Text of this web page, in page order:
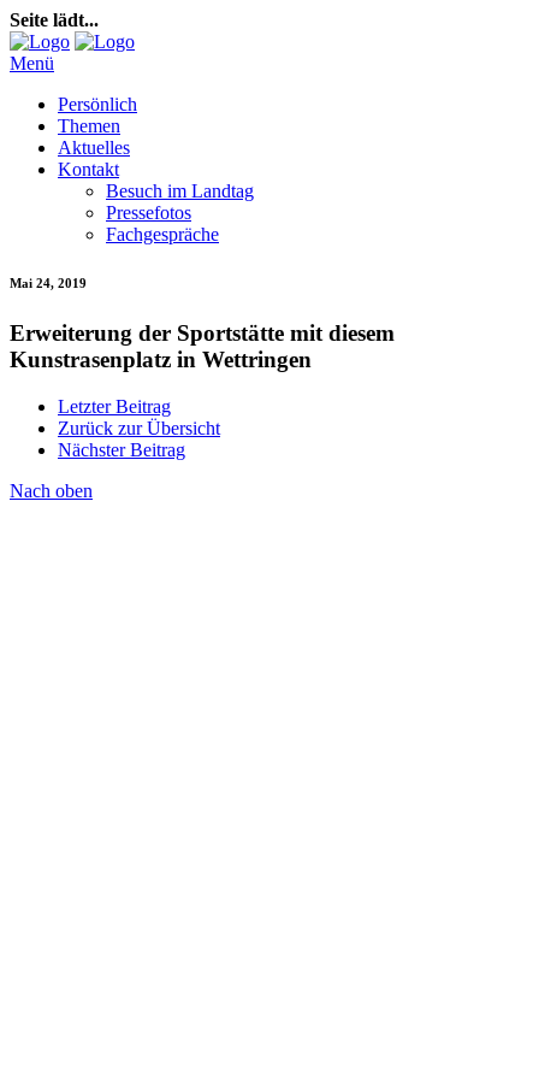
Seite lädt...
Menü
Persönlich
Themen
Aktuelles
Kontakt
Besuch im Landtag
Pressefotos
Fachgespräche
Mai 24, 2019
Erweiterung der Sportstätte mit diesem
Kunstrasenplatz in Wettringen
Letzter Beitrag
Zurück zur Übersicht
Nächster Beitrag
Nach oben